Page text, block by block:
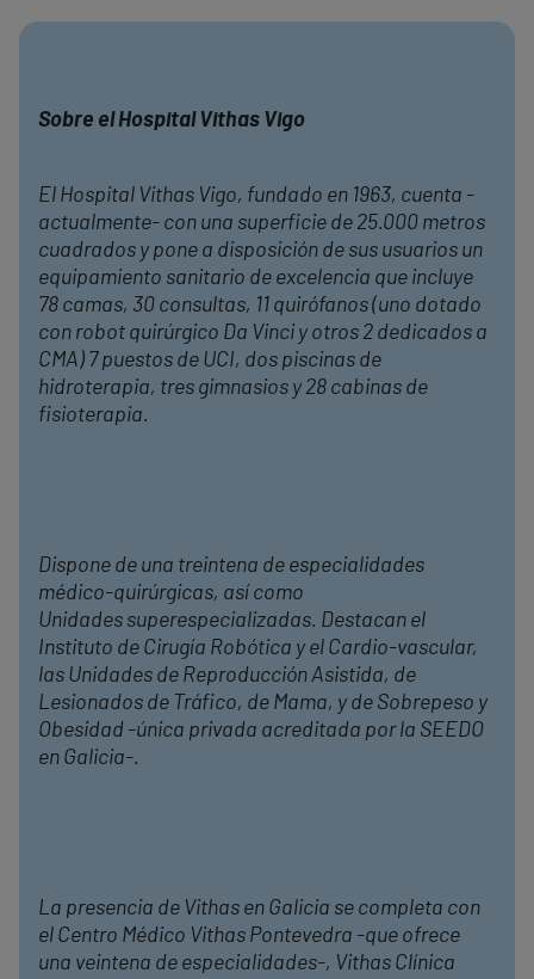
Sobre el Hospital Vithas Vigo
El Hospital Vithas Vigo, fundado en 1963, cuenta -
actualmente- con una superficie de 25.000 metros
cuadrados y pone a disposición de sus usuarios un
equipamiento sanitario de excelencia que incluye
78 camas, 30 consultas, 11 quirófanos (uno dotado
con robot quirúrgico Da Vinci y otros 2 dedicados a
CMA) 7 puestos de UCI, dos piscinas de
hidroterapia, tres gimnasios y 28 cabinas de
fisioterapia.
Dispone de una treintena de especialidades
médico-quirúrgicas, así como
Unidades superespecializadas. Destacan el
Instituto de Cirugía Robótica y el Cardio-vascular,
las Unidades de Reproducción Asistida, de
Lesionados de Tráfico, de Mama, y de Sobrepeso y
Obesidad -única privada acreditada por la SEEDO
en Galicia-.
La presencia de Vithas en Galicia se completa con
el Centro Médico Vithas Pontevedra -que ofrece
una veintena de especialidades-, Vithas Clínica